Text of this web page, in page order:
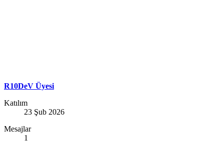
R10DeV Üyesi
Katılım
23 Şub 2026
Mesajlar
1